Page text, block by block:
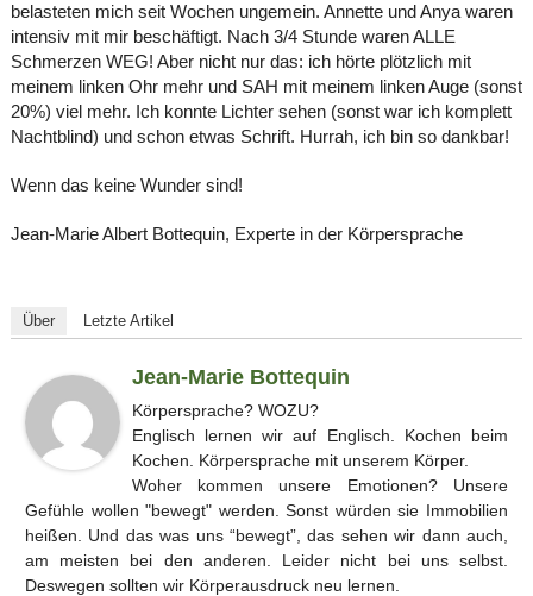
belasteten mich seit Wochen ungemein. Annette und Anya waren
intensiv mit mir beschäftigt. Nach 3/4 Stunde waren ALLE
Schmerzen WEG! Aber nicht nur das: ich hörte plötzlich mit
meinem linken Ohr mehr und SAH mit meinem linken Auge (sonst
20%) viel mehr. Ich konnte Lichter sehen (sonst war ich komplett
Nachtblind) und schon etwas Schrift. Hurrah, ich bin so dankbar!
Wenn das keine Wunder sind!
Jean-Marie Albert Bottequin, Experte in der Körpersprache
Über Letzte Artikel
Jean-Marie Bottequin
Körpersprache? WOZU?
Englisch lernen wir auf Englisch. Kochen beim
Kochen. Körpersprache mit unserem Körper.
Woher kommen unsere Emotionen? Unsere
Gefühle wollen "bewegt" werden. Sonst würden sie Immobilien
heißen. Und das was uns “bewegt”, das sehen wir dann auch,
am meisten bei den anderen. Leider nicht bei uns selbst.
Deswegen sollten wir Körperausdruck neu lernen.